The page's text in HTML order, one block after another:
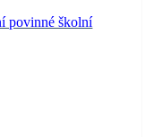
povinné školní